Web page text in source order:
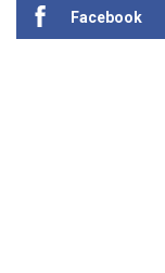
Facebook